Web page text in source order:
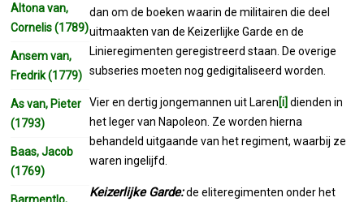
dan om de boeken waarin de militairen die deel
uitmaakten van de Keizerlijke Garde en de
Linieregimenten geregistreerd staan. De overige
subseries moeten nog gedigitaliseerd worden.
Vier en dertig jongemannen uit Laren [i] dienden in
het leger van Napoleon. Ze worden hierna
behandeld uitgaande van het regiment, waarbij ze
waren ingelijfd.
Keizerlijke Garde:de eliteregimenten onder het
Altona van,
Cornelis (1789)
Ansem van,
Fredrik (1779)
As van, Pieter
(1793)
Baas, Jacob
(1769)